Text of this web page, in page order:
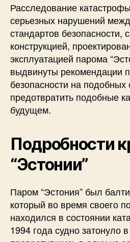
Расследование
серьезных нарушений
стандартов безопасности,
конструкцией,
эксплуатацией парома
выдвинуты рекомендации
безопасности на подобных
предотвратить подобные
будущем.
Подробности
“Эстонии”
Паром “Эстония” был
который во время своего
находился в состоянии
1994 года судно затонуло